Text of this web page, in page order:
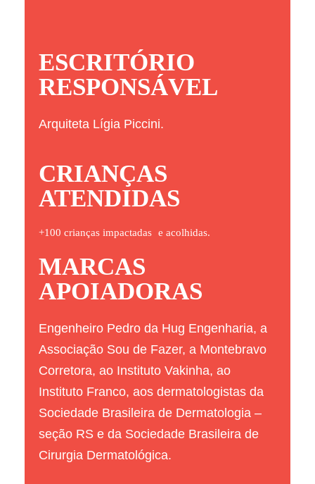
ESCRITÓRIO
RESPONSÁVEL
Arquiteta Lígia Piccini.
CRIANÇAS
ATENDIDAS
+100 crianças impactadas e acolhidas.
MARCAS
APOIADORAS
Engenheiro Pedro da Hug Engenharia, a
Associação Sou de Fazer, a Montebravo
Corretora, ao Instituto Vakinha, ao
Instituto Franco, aos dermatologistas da
Sociedade Brasileira de Dermatologia –
seção RS e da Sociedade Brasileira de
Cirurgia Dermatológica.